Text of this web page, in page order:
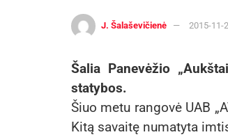
J. Šalaševičienė 2015-11-
Šalia Panevėžio
statybos.
Šiuo metu rangovė UAB
Kitą savaitę numatyta